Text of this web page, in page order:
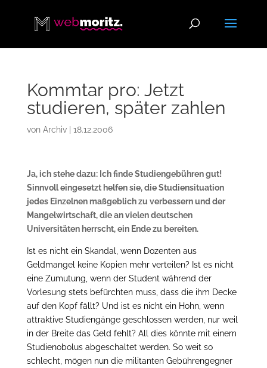
Kommtar pro: Jetzt
studieren, später zahlen
von Archiv| 18.12.2006
Ja, ich stehe dazu: Ich finde Studiengebühren gut!
Sinnvoll eingesetzt helfen sie, die Studiensituation
jedes Einzelnen maßgeblich zu verbessern und der
Mangelwirtschaft, die an vielen deutschen
Universitäten herrscht, ein Ende zu bereiten.
Ist es nicht ein Skandal, wenn Dozenten aus
Geldmangel keine Kopien mehr verteilen? Ist es nicht
eine Zumutung, wenn der Student während der
Vorlesung stets befürchten muss, dass die ihm Decke
auf den Kopf fällt? Und ist es nicht ein Hohn, wenn
attraktive Studiengänge geschlossen werden, nur weil
in der Breite das Geld fehlt? All dies könnte mit einem
Studienobolus abgeschaltet werden. So weit so
schlecht, mögen nun die militanten Gebührengegner